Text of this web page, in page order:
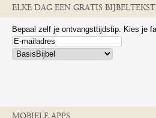
ELKE DAG EEN GRATIS
Bepaal zelf je ontvangsttijdstip. Kies je